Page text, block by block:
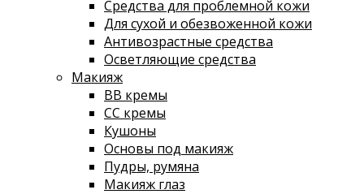
Средства для проблемной кожи
Для сухой и обезвоженной кожи
Антивозрастные средства
Осветляющие средства
Макияж
ВВ кремы
СС кремы
Кушоны
Основы под макияж
Пудры, румяна
Макияж глаз